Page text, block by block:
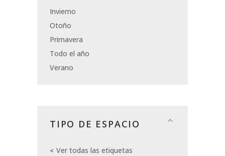
Invierno
Otoño
Primavera
Todo el año
Verano
TIPO DE ESPACIO
Ver todas las etiquetas